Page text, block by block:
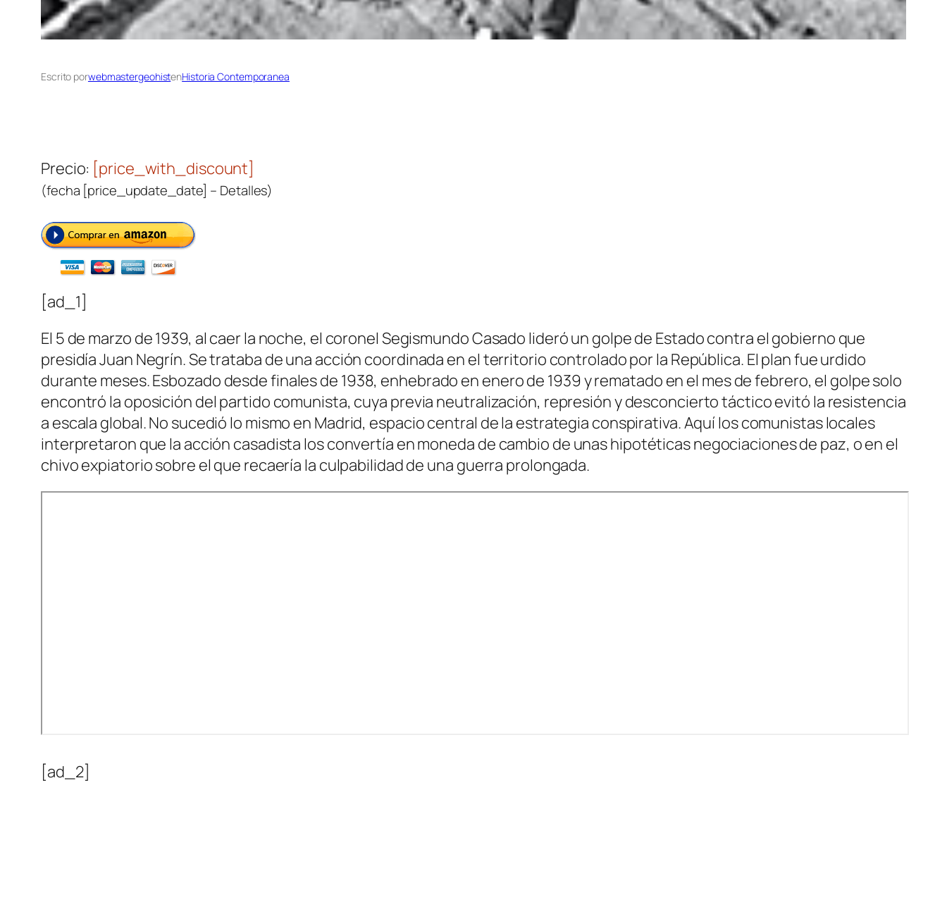
Escrito porwebmastergeohistenHistoria Contemporanea
Precio: [price_with_discount]
(fecha [price_update_date] – Detalles)
[ad_1]
El 5 de marzo de 1939, al caer la noche, el coronel Segismundo Casado lideró un golpe de Estado contra el gobierno que
presidía Juan Negrín. Se trataba de una acción coordinada en el territorio controlado por la República. El plan fue urdido
durante meses. Esbozado desde finales de 1938, enhebrado en enero de 1939 y rematado en el mes de febrero, el golpe solo
encontró la oposición del partido comunista, cuya previa neutralización, represión y desconcierto táctico evitó la resistencia
a escala global. No sucedió lo mismo en Madrid, espacio central de la estrategia conspirativa. Aquí los comunistas locales
interpretaron que la acción casadista los convertía en moneda de cambio de unas hipotéticas negociaciones de paz, o en el
chivo expiatorio sobre el que recaería la culpabilidad de una guerra prolongada.
[ad_2]